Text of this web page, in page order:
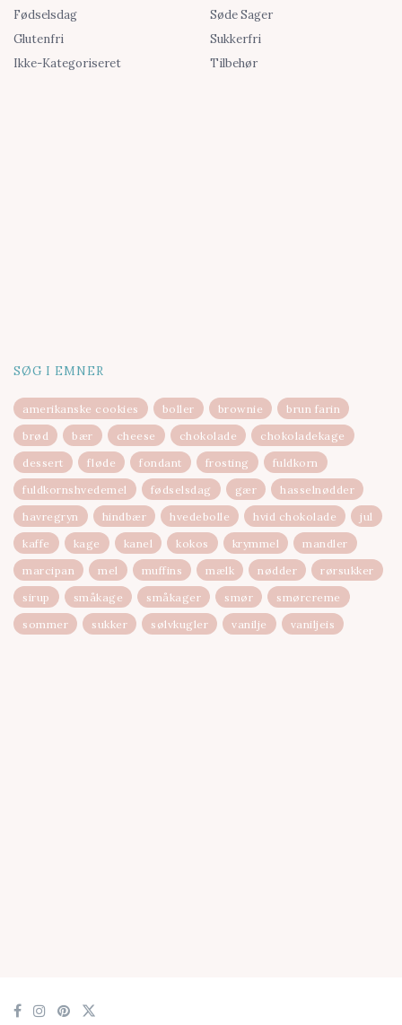
Fødselsdag
Glutenfri
Ikke-Kategoriseret
Søde Sager
Sukkerfri
Tilbehør
SØG I EMNER
amerikanske cookies boller brownie
brun farin
brød
bær cheese chokolade
chokoladekage
dessert
fløde fondant frosting
fuldkorn
fuldkornshvedemel
fødselsdag gær
hasselnødder
havregryn
hindbær hvedebolle hvid chokolade
jul
kaffe
kage kanel kokos krymmel
mandler
marcipan
mel muffins mælk nødder
rørsukker
sirup
småkage småkager smør
smørcreme
sommer
sukker sølvkugler vanilje vaniljeis